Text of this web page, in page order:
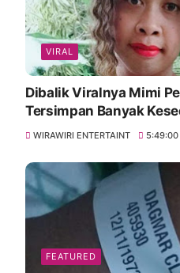
VIRAL
Dibalik Viralnya Mimi
Tersimpan Banyak
WIRAWIRI ENTERTAINT 5:49:00
FEATURED